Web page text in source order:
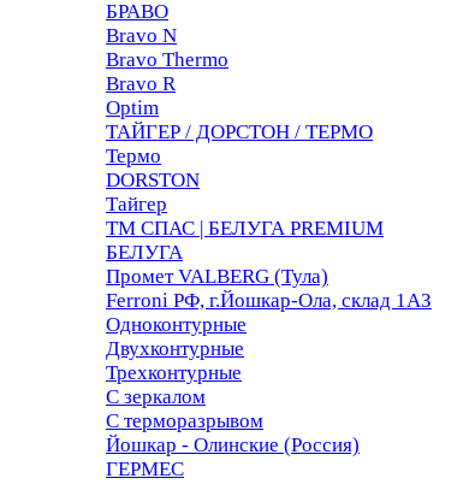
БРАВО
Bravo N
Bravo Thermo
Bravo R
Optim
ТАЙГЕР / ДОРСТОН / ТЕРМО
Термо
DORSTON
Тайгер
ТМ СПАС | БЕЛУГА PREMIUM
БЕЛУГА
Промет VALBERG (Тула)
Ferroni РФ, г.Йошкар-Ола, склад 1АЗ
Одноконтурные
Двухконтурные
Трехконтурные
С зеркалом
С терморазрывом
Йошкар - Олинские (Россия)
ГЕРМЕС